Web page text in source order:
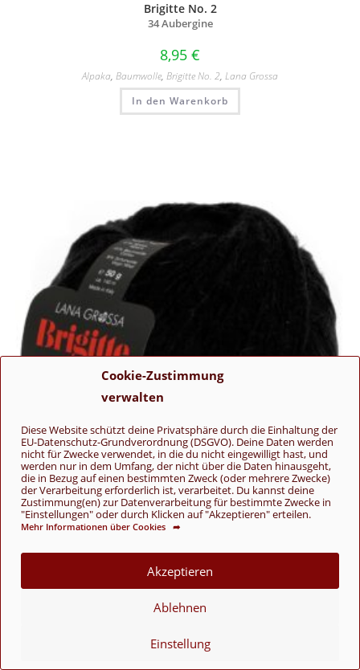
Cookie-Zustimmung
verwalten
Diese Website schützt deine Privatsphäre durch die Einhaltung der
EU-Datenschutz-Grundverordnung (DSGVO). Deine Daten werden
nicht für Zwecke verwendet, in die du nicht eingewilligt hast, und
werden nur in dem Umfang, der nicht über die Daten hinausgeht,
die in Bezug auf einen bestimmten Zweck (oder mehrere Zwecke)
der Verarbeitung erforderlich ist, verarbeitet. Du kannst deine
Zustimmung(en) zur Datenverarbeitung für bestimmte Zwecke in
"Einstellungen" oder durch Klicken auf "Akzeptieren" erteilen.
Mehr Informationen über Cookies ➦
Akzeptieren
Ablehnen
Einstellung
Brigitte No. 2
34 Aubergine
8,95 €
Alpaka, Baumwolle, Brigitte No. 2, Lana Grossa
In den Warenkorb
Brigitte No. 2
36 Schwarz
8,95€
Brigitte No. 2